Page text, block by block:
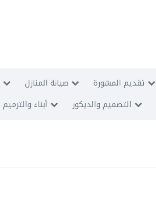
صيانة المنازل تقديم المشورة
أبناء والترميم التصميم والديكور